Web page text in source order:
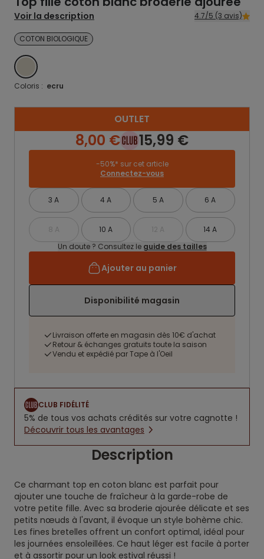
Voir la description 4.7/5 (3 avis)
COTON BIOLOGIQUE
ECRU
Coloris : ecru
OUTLET
8,00 € 15,99 €
-50%* sur cet article
Connectez-vous
3 A 4 A 5 A 6 A
8 A 10 A 12 A
14 A
Un doute ? Consultez le guide des tailles
Ajouter au panier
Disponibilité magasin
Livraison offerte en magasin dès 10€ d'achat
Retour & échanges gratuits toute la saison
Vendu et expédié par Tape à l'Oeil
CLUB FIDÉLITÉ
5% de tous vos achats crédités sur votre cagnotte !
Découvrir tous les avantages
Description
Ce charmant top en coton blanc est parfait pour
ajouter une touche de fraîcheur à la garde-robe de
votre petite fille. Avec sa broderie ajourée délicate et ses
petits nœuds à l'avant, il évoque un style bohème chic.
Les fines bretelles offrent un confort optimal, idéal pour
les journées ensoleillées. Ce haut léger est facile à porter
et à assortir pour un look estival réussi !